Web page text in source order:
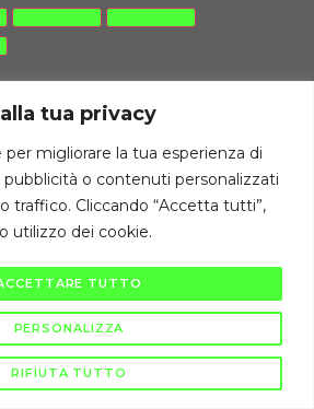
tua privacy
migliorare la tua esperienza di
o contenuti personalizzati
traffico. Cliccando “Accetta tutti”,
utilizzo dei cookie.
PERSONALIZZA
RIFIUTA TUTTO
TUTTO